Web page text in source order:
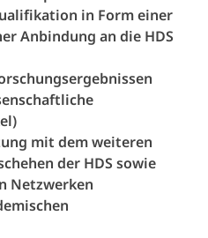
in Form einer
Anbindung an die HDS
mit dem weiteren
der HDS sowie
Netzwerken